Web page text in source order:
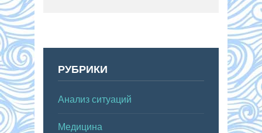
РУБРИКИ
Анализ ситуаций
Медицина